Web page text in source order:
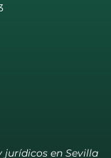
jurídicos en Sevilla